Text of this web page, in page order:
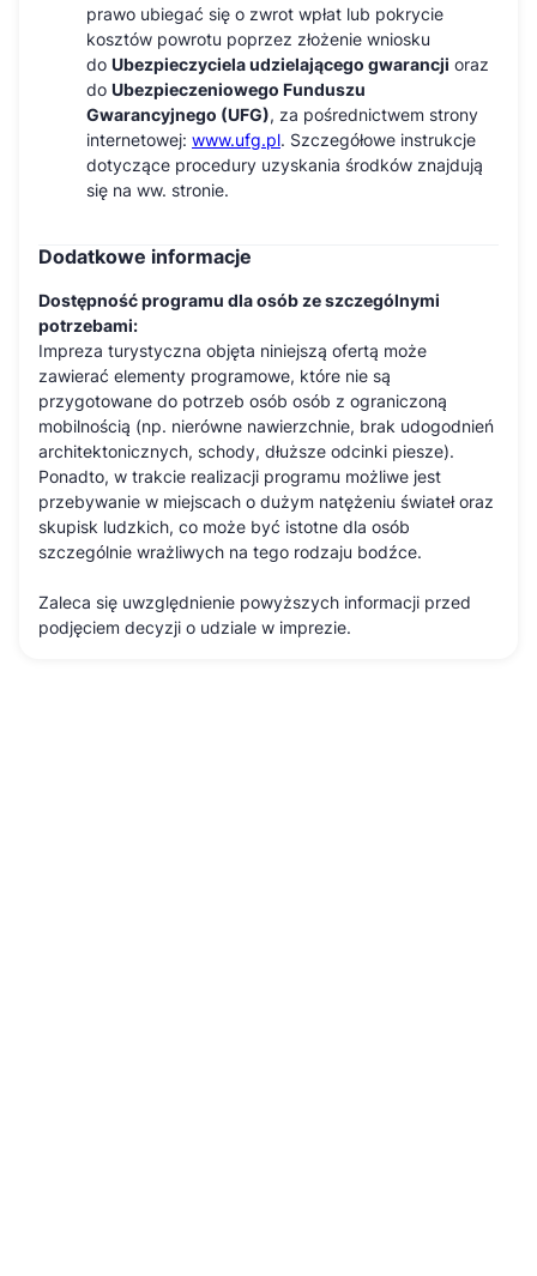
prawo ubiegać się o zwrot wpłat lub pokrycie
kosztów powrotu poprzez złożenie wniosku
do Ubezpieczyciela udzielającego gwarancji oraz
do Ubezpieczeniowego Funduszu
Gwarancyjnego (UFG), za pośrednictwem strony
internetowej: www.ufg.pl. Szczegółowe instrukcje
dotyczące procedury uzyskania środków znajdują
się na ww. stronie.
Dodatkowe informacje
Dostępność programu dla osób ze szczególnymi
potrzebami:
Impreza turystyczna objęta niniejszą ofertą może
zawierać elementy programowe, które nie są
przygotowane do potrzeb osób osób z ograniczoną
mobilnością (np. nierówne nawierzchnie, brak udogodnień
architektonicznych, schody, dłuższe odcinki piesze).
Ponadto, w trakcie realizacji programu możliwe jest
przebywanie w miejscach o dużym natężeniu świateł oraz
skupisk ludzkich, co może być istotne dla osób
szczególnie wrażliwych na tego rodzaju bodźce.
Zaleca się uwzględnienie powyższych informacji przed
podjęciem decyzji o udziale w imprezie.